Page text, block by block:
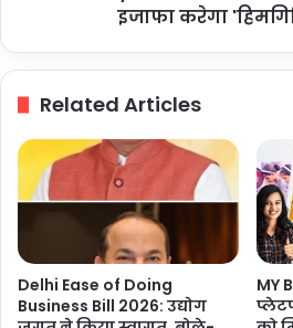
इजाफा करेगा
Related Articles
Delhi Ease of Doing
Business Bill 2026: उद्योग
MY